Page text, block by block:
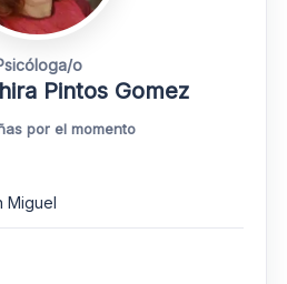
o
Pintos Gomez
por el momento
Miguel